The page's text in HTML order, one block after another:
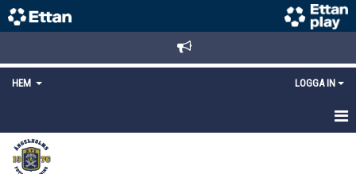
HEM LOGGA IN
STARTSIDA